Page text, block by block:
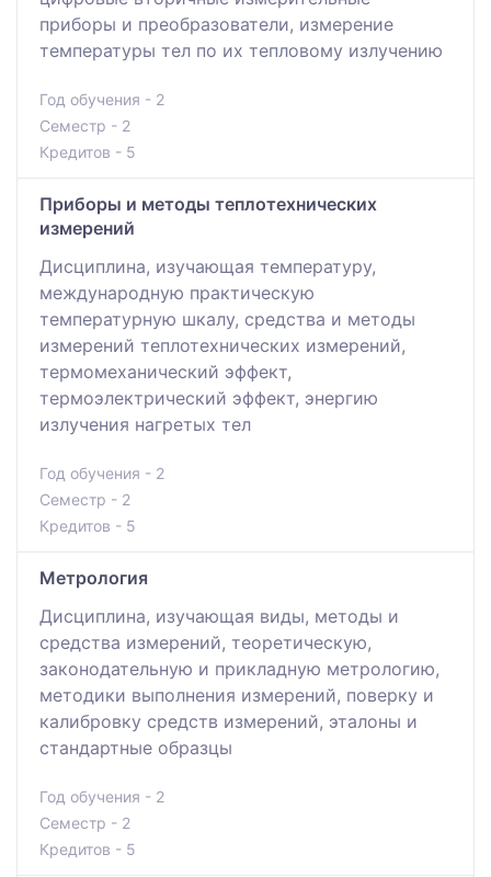
приборы и преобразователи, измерение
температуры тел по их тепловому излучению
Год обучения - 2
Семестр - 2
Кредитов - 5
Приборы и методы теплотехнических
измерений
Дисциплина, изучающая температуру,
международную практическую
температурную шкалу, средства и методы
измерений теплотехнических измерений,
термомеханический эффект,
термоэлектрический эффект, энергию
излучения нагретых тел
Год обучения - 2
Семестр - 2
Кредитов - 5
Метрология
Дисциплина, изучающая виды, методы и
средства измерений, теоретическую,
законодательную и прикладную метрологию,
методики выполнения измерений, поверку и
калибровку средств измерений, эталоны и
стандартные образцы
Год обучения - 2
Семестр - 2
Кредитов - 5